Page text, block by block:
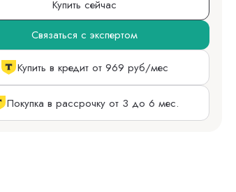
Купить сейчас
Связаться с экспертом
Купить в кредит от 969 руб/мес
Покупка в рассрочку от 3 до 6 мес.